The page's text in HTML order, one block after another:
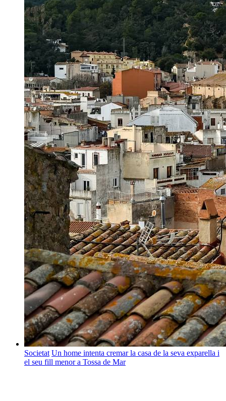
Societat Un home intenta cremar la casa de la seva exparella i
el seu fill menor a Tossa de Mar